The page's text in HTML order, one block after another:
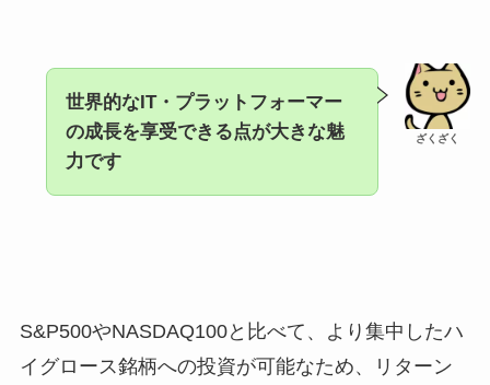
ざくざく
世界的なIT・プラットフォーマー
の成長を享受できる点が大きな魅
力です
S&P500やNASDAQ100と比べて、より集中したハ
イグロース銘柄への投資が可能なため、リターン